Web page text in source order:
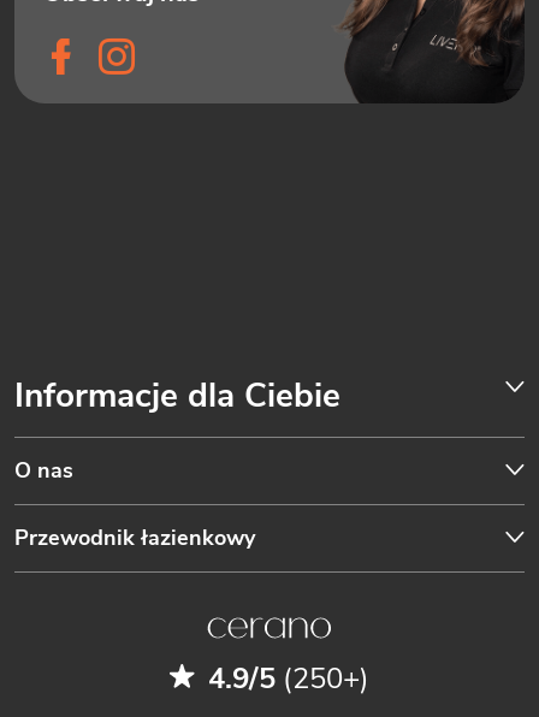
Informacje dla Ciebie
O nas
Przewodnik łazienkowy
4.9/5 (250+)